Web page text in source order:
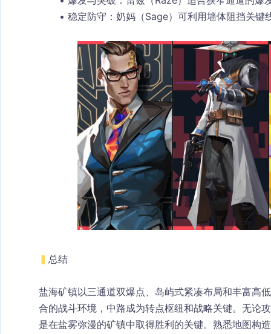
稳定防守 ：奶妈（Sage）可利用墙体阻挡关
▍ 总结
盐海矿镇以三通道双爆点、岛屿式紧凑布局和丰富高
合的战斗环境，中路成为转点枢纽和战略关键。无论
是在盐雾弥漫的矿镇中取得胜利的关键。熟悉地图构